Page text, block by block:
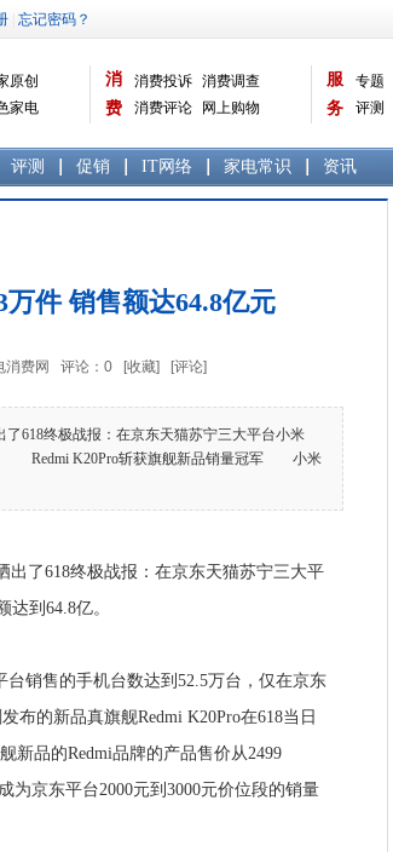
原创
家电
消
费
消费投诉 消费调查
消费评论
网上购物
曝光台 品牌关注
服
务
专题
评测
评测 促销 IT网络 家电常识 资讯
件 销售额达64.8亿元
费网 评论： 0 [收藏] [评论]
618终极战报：在京东天猫苏宁三大平台小米
。 Redmi K20Pro斩获旗舰新品销量冠军 小米
出了618终极战报：在京东天猫苏宁三大平
到64.8亿。
销售的手机台数达到52.5万台，仅在京东
布的新品真旗舰Redmi K20Pro在618当日
新品的Redmi品牌的产品售价从2499
为京东平台2000元到3000元价位段的销量